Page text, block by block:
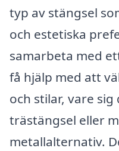
typ av stängsel
och estetiska
samarbeta med
få hjälp med att
och stilar, vare
trästängsel eller
metallalternativ.